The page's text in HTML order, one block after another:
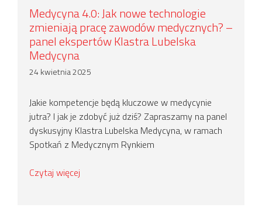
Medycyna 4.0: Jak nowe technologie
zmieniają pracę zawodów medycznych? –
panel ekspertów Klastra Lubelska
Medycyna
24 kwietnia 2025
Jakie kompetencje będą kluczowe w medycynie
jutra? I jak je zdobyć już dziś? Zapraszamy na panel
dyskusyjny Klastra Lubelska Medycyna, w ramach
Spotkań z Medycznym Rynkiem
Czytaj więcej